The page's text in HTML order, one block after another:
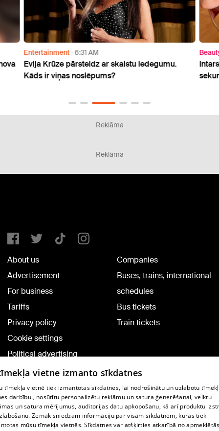
Entertainment 6:31 AM
Evija Krūze pārsteidz ar skaistu iedegumu.
Kāds ir viņas noslēpums?
Reklāma
Reklāma
About us
Advertisement
For business
Tariffs
Privacy policy
Cookie settings
Political advertising
Cookie policy
Commenting terms
Companies
Buses, trains, international
schedules
Bus tickets
Train tickets
TV program
Contract rules
vietne izmanto sīkdatnes
tīmekļa vietnē tiek izmantotas sīkdatnes, lai nodrošinātu un uzlabotu
darbību., nosūtītu personalizētu reklāmu un satura ģenerēšanai, veiktu
un satura mērījumus, auditorijas datu apkopošanu, kā arī produktu
Zemāk sniedzam informāciju par visām sīkdatnēm, kuras tiek
mūsu tīmekļa vietnēs. Sīkdatnes var atšķirties atkarībā no